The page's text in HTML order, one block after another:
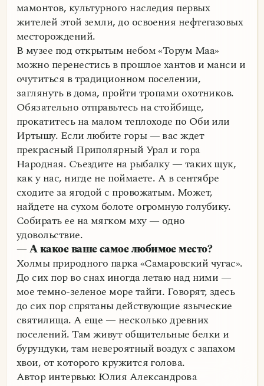
мамонтов, культурного наследия первых
жителей этой земли, до освоения нефтегазовых
месторождений.
В музее под открытым небом «Торум Маа»
можно перенестись в прошлое хантов и манси и
очутиться в традиционном поселении,
заглянуть в дома, пройти тропами охотников.
Обязательно отправьтесь на стойбище,
прокатитесь на малом теплоходе по Оби или
Иртышу. Если любите горы — вас ждет
прекрасный Приполярный Урал и гора
Народная. Съездите на рыбалку — таких щук,
как у нас, нигде не поймаете. А в сентябре
сходите за ягодой с провожатым. Может,
найдете на сухом болоте огромную голубику.
Собирать ее на мягком мху — одно
удовольствие.
— А какое ваше самое любимое место?
Холмы природного парка «Самаровский чугас».
До сих пор во снах иногда летаю над ними —
мое темно-зеленое море тайги. Говорят, здесь
до сих пор спрятаны действующие языческие
святилища. А еще — несколько древних
поселений. Там живут общительные белки и
бурундуки, там невероятный воздух с запахом
хвои, от которого кружится голова.
Автор интервью: Юлия Александрова